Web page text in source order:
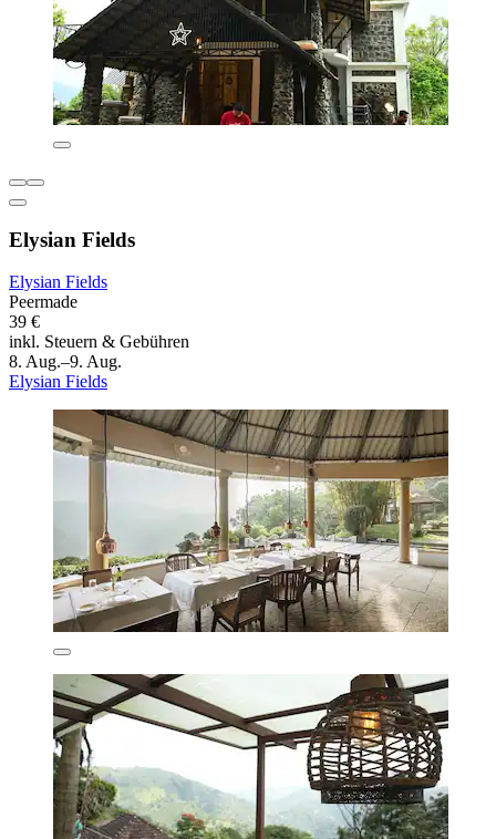
Elysian Fields
Elysian Fields
Peermade
39 €
inkl. Steuern & Gebühren
8. Aug.–9. Aug.
Elysian Fields